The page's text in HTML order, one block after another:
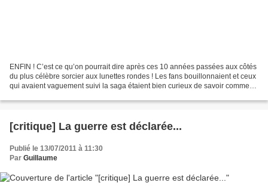
ENFIN ! C’est ce qu’on pourrait dire après ces 10 années passées aux côtés
du plus célèbre sorcier aux lunettes rondes ! Les fans bouillonnaient et ceux
qui avaient vaguement suivi la saga étaient bien curieux de savoir comment
[critique] La guerre est déclarée...
Publié le 13/07/2011 à 11:30
Par Guillaume